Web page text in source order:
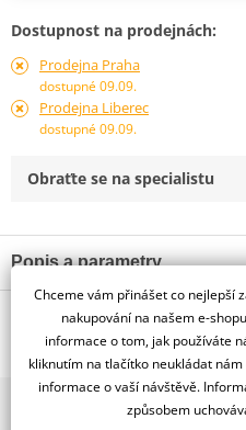
Dostupnost na prodejnách:
Prodejna Praha
dostupné 09.09.
Prodejna Liberec
dostupné 09.09.
Obraťte se na specialistu
Popis a parametry
Jsme autorizovaný
dealer značky PUIG
WINDS.MOD.TRAFFIC HONDA
Tabulka velikostí
O výrobci
PUIG byl založen v roce 1964 ve
Granollers poblíž Barcelony na
2x multibrand
Chceme vám přinášet co nejlepší
nakupování na našem e-
informace o tom, jak používáte
kliknutím na tlačítko neukládat
informace o vaší návštěvě.
způsobem